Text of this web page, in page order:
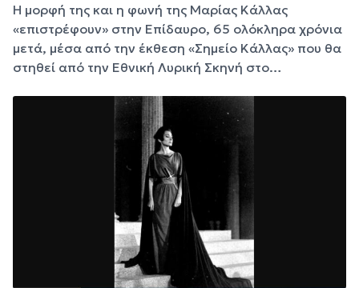
Η μορφή της και η φωνή της Μαρίας Κάλλας
«επιστρέφουν» στην Επίδαυρο, 65 ολόκληρα χρόνια
μετά, μέσα από την έκθεση «Σημείο Κάλλας» που θα
στηθεί από την Εθνική Λυρική Σκηνή στο…